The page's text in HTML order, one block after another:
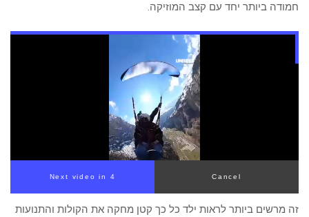
חמודה ביותר יחד עם קצב המוזיקה.
Next video in 4 Cancel
זה מרשים ביותר לראות ילד כל כך קטן מחקה את הקולות והתנועות